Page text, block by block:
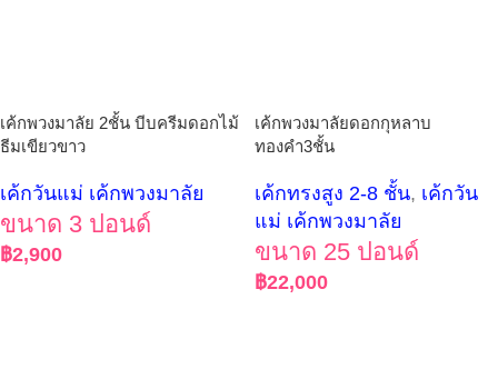
เค้กพวงมาลัย 2ชั้น บีบครีมดอกไม้
ธีมเขียวขาว
เค้กวันแม่ เค้กพวงมาลัย
ขนาด 3 ปอนด์
฿2,900
เค้กพวงมาลัยดอกกุหลาบ
ทองคำ3ชั้น
เค้กทรงสูง 2-8 ชั้น, เค้กวัน
แม่ เค้กพวงมาลัย
ขนาด 25 ปอนด์
฿22,000